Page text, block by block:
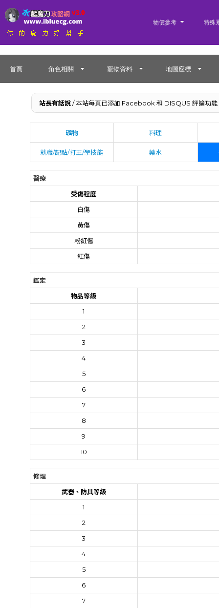
物價參考 特殊
首頁 角色相關 寵物資料 地圖座標
站長有話說/ 本站每頁已添加 Facebook 和 DISQUS 評論功能
礦物 料理
就職/記點/打王/學技能 藥水
醫療
受傷程度
白傷
黃傷
粉紅傷
紅傷
鑑定
物品等級
1
2
3
4
5
6
7
8
9
10
修理
武器、防具等級
1
2
3
4
5
6
7